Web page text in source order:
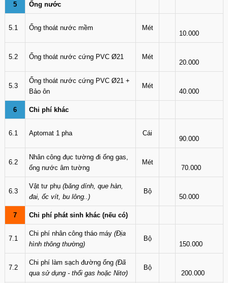
5 Ống nước
5.1 Ống thoát nước mềm Mét
10.000
5.2 Ống thoát nước cứng PVC Ø21 Mét
20.000
5.3
Ống thoát nước cứng PVC Ø21 +
Bảo ôn
Mét
40.000
6 Chi phí khác
6.1 Aptomat 1 pha Cái
90.000
6.2
Nhân công đục tường đi ống gas,
ống nước âm tường
Mét
70.000
6.3
Vật tư phụ (băng dính, que hàn,
đai, ốc vít, bu lông..)
Bộ
50.000
7 Chi phí phát sinh khác (nếu có)
7.1
Chi phí nhân công tháo máy (Địa
hình thông thường)
Bộ
150.000
7.2
Chi phí làm sạch đường ống (Đã
qua sử dụng - thổi gas hoặc Nitơ)
Bộ
200.000